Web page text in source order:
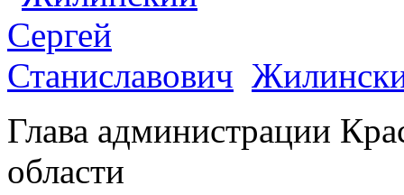
Глава администрации
области